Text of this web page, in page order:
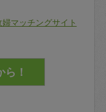
マッチングサイト